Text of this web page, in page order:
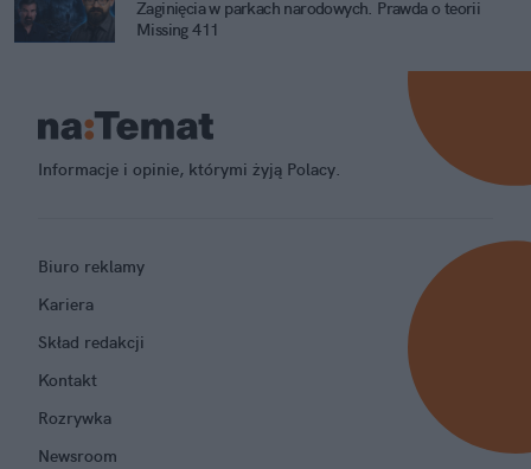
Zaginięcia w parkach narodowych. Prawda o teorii
Missing 411
Informacje i opinie, którymi żyją Polacy.
Biuro reklamy
Kariera
Skład redakcji
Kontakt
Rozrywka
Newsroom